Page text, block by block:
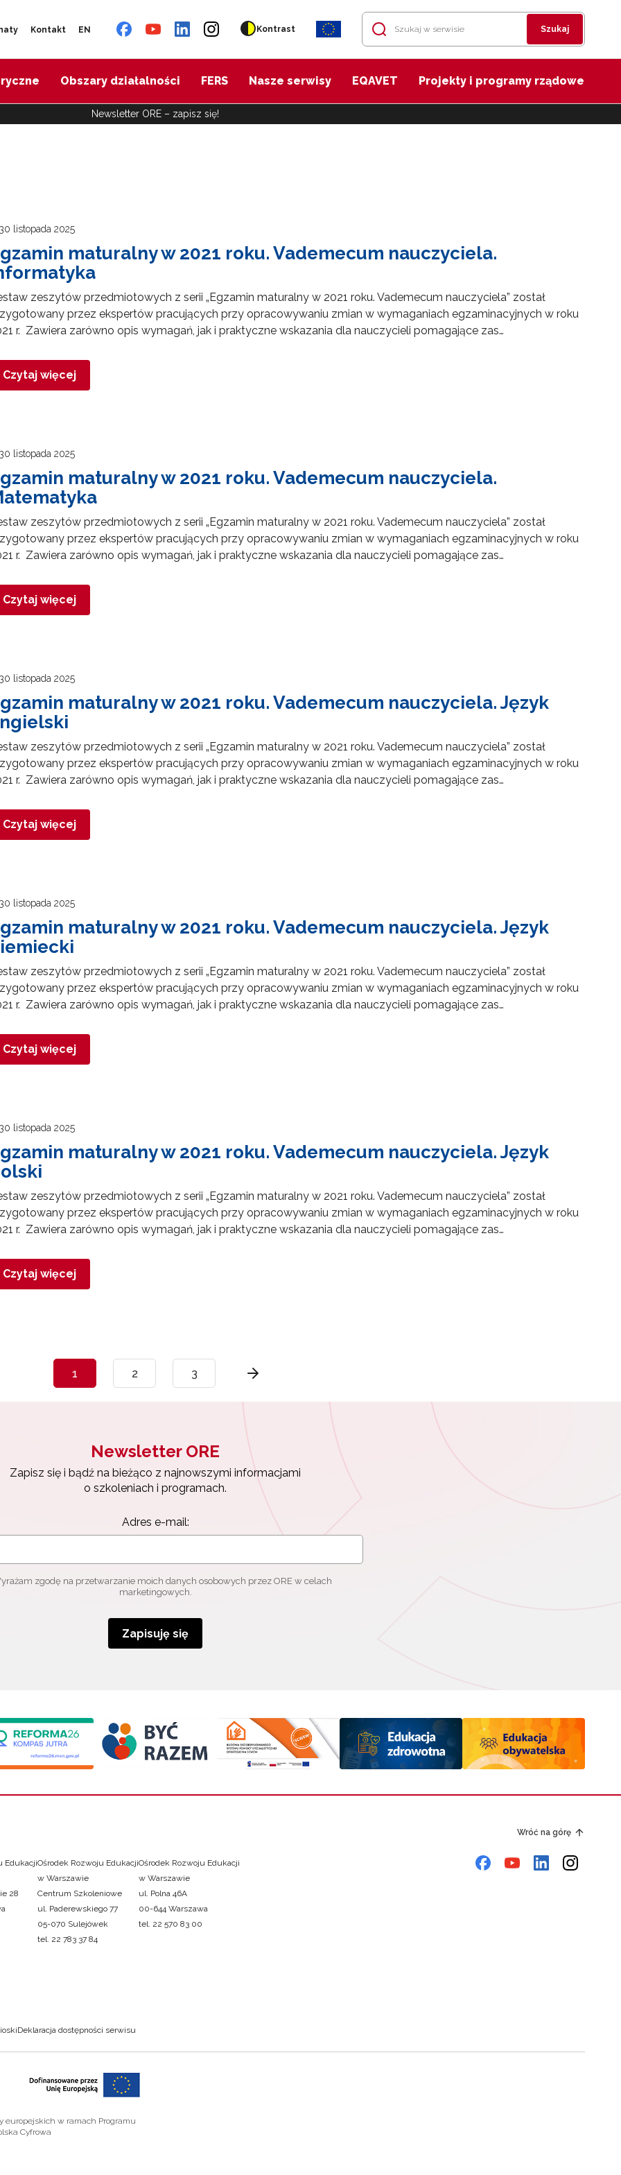
Kontakt EN Kontrast Szukaj
Obszary działalności FERS Nasze serwisy EQAVET Projekty i programy rządowe
Newsletter ORE – zapisz się!
30 listopada 2025
maturalny w 2021 roku. Vademecum nauczyciela.
zeszytów przedmiotowych z serii „Egzamin maturalny w 2021 roku. Vademecum nauczyciela” został
przez ekspertów pracujących przy opracowywaniu zmian w wymaganiach egzaminacyjnych w roku
r. Zawiera zarówno opis wymagań, jak i praktyczne wskazania dla nauczycieli pomagające zas…
Czytaj więcej
30 listopada 2025
maturalny w 2021 roku. Vademecum nauczyciela.
zeszytów przedmiotowych z serii „Egzamin maturalny w 2021 roku. Vademecum nauczyciela” został
przez ekspertów pracujących przy opracowywaniu zmian w wymaganiach egzaminacyjnych w roku
r. Zawiera zarówno opis wymagań, jak i praktyczne wskazania dla nauczycieli pomagające zas…
Czytaj więcej
30 listopada 2025
maturalny w 2021 roku. Vademecum nauczyciela. Język
zeszytów przedmiotowych z serii „Egzamin maturalny w 2021 roku. Vademecum nauczyciela” został
przez ekspertów pracujących przy opracowywaniu zmian w wymaganiach egzaminacyjnych w roku
r. Zawiera zarówno opis wymagań, jak i praktyczne wskazania dla nauczycieli pomagające zas…
Czytaj więcej
30 listopada 2025
maturalny w 2021 roku. Vademecum nauczyciela. Język
zeszytów przedmiotowych z serii „Egzamin maturalny w 2021 roku. Vademecum nauczyciela” został
przez ekspertów pracujących przy opracowywaniu zmian w wymaganiach egzaminacyjnych w roku
r. Zawiera zarówno opis wymagań, jak i praktyczne wskazania dla nauczycieli pomagające zas…
Czytaj więcej
30 listopada 2025
maturalny w 2021 roku. Vademecum nauczyciela. Język
zeszytów przedmiotowych z serii „Egzamin maturalny w 2021 roku. Vademecum nauczyciela” został
przez ekspertów pracujących przy opracowywaniu zmian w wymaganiach egzaminacyjnych w roku
r. Zawiera zarówno opis wymagań, jak i praktyczne wskazania dla nauczycieli pomagające zas…
Czytaj więcej
1 2 3
Newsletter ORE
Zapisz się i bądź na bieżąco z najnowszymi informacjami
o szkoleniach i programach.
Adres e-mail:
zgodę na przetwarzanie moich danych osobowych przez ORE w celach
marketingowych.
Zapisuję się
Wróć na górę
Edukacji
28
Ośrodek Rozwoju Edukacji
w Warszawie
Centrum Szkoleniowe
ul. Paderewskiego 77
05-070 Sulejówek
tel. 22 783 37 84
Ośrodek Rozwoju Edukacji
w Warszawie
ul. Polna 46A
00-644 Warszawa
tel. 22 570 83 00
Deklaracja dostępności serwisu
europejskich w ramach Programu
Cyfrowa
ORE
i programach.
e-mail:
zgodę na przetwarzanie moich danych osobowych przez ORE w
marketingowych.
się